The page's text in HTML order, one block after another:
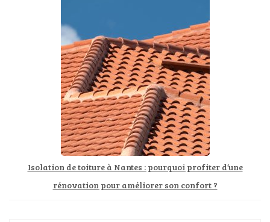
Isolation de toiture à Nantes : pourquoi profiter d’une
rénovation pour améliorer son confort ?